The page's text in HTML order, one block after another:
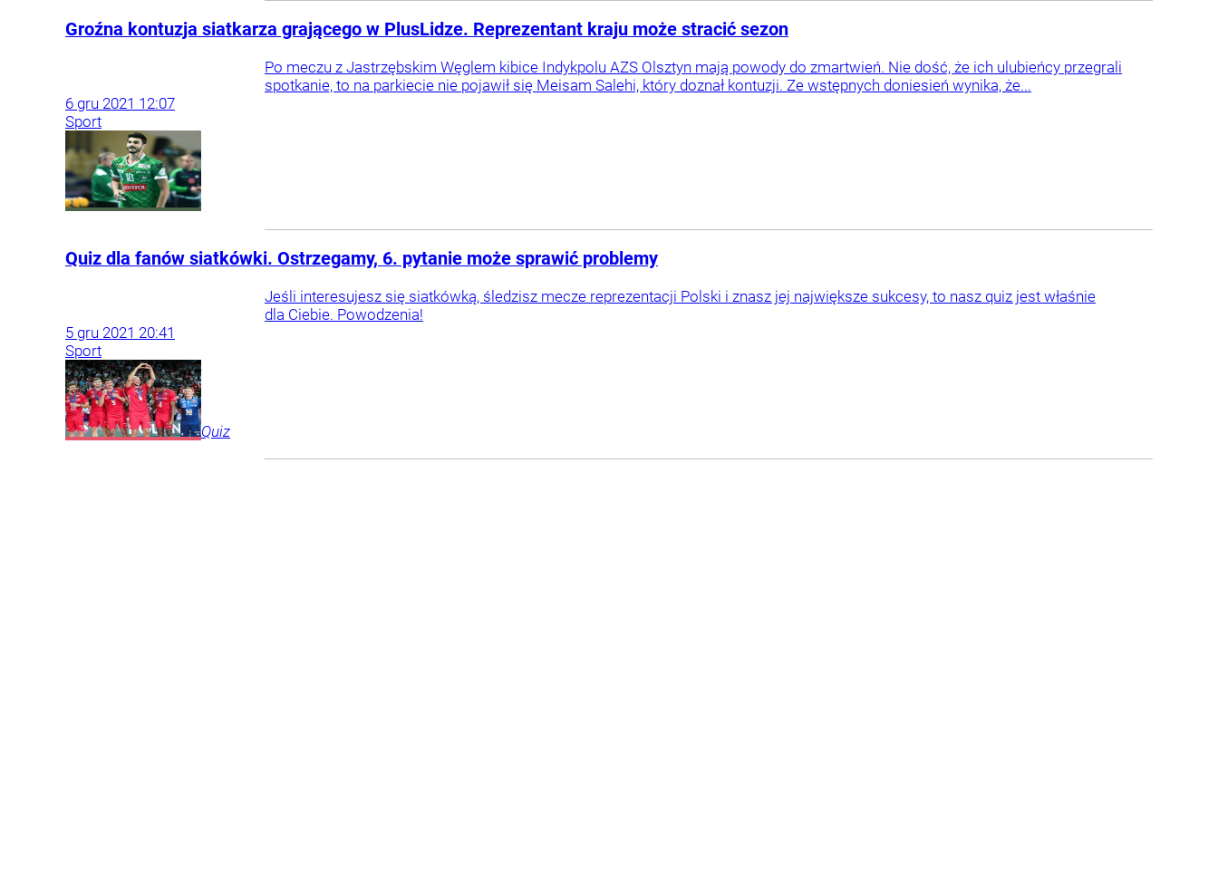
Groźna kontuzja siatkarza grającego w PlusLidze. Reprezentant kraju może stracić sezon
Po meczu z Jastrzębskim Węglem kibice Indykpolu AZS Olsztyn mają powody do zmartwień. Nie dość, że ich ulubieńcy przegrali
spotkanie, to na parkiecie nie pojawił się Meisam Salehi, który doznał kontuzji. Ze wstępnych doniesień wynika, że...
6 gru 2021 12:07
Sport
Quiz dla fanów siatkówki. Ostrzegamy, 6. pytanie może sprawić problemy
Jeśli interesujesz się siatkówką, śledzisz mecze reprezentacji Polski i znasz jej największe sukcesy, to nasz quiz jest właśnie
dla Ciebie. Powodzenia!
5 gru 2021 20:41
Sport
Quiz